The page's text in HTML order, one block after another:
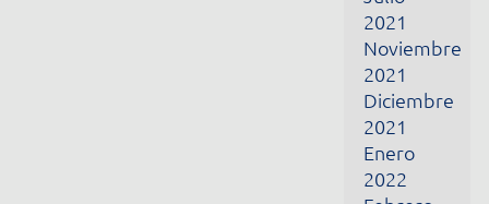
Abril
2022
Junio
2022
Julio
2022
Febrero
2024